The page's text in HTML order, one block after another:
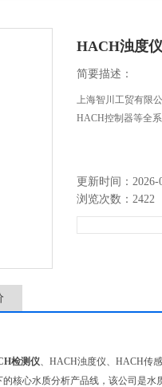
HACH浊度仪
简要描述：
上海智川工贸有限
HACH控制器等全系
更新时间：2026-
浏览次数：2422
检测仪、HACH浊度仪、HACH传
的核心水质分析产品线，该公司是